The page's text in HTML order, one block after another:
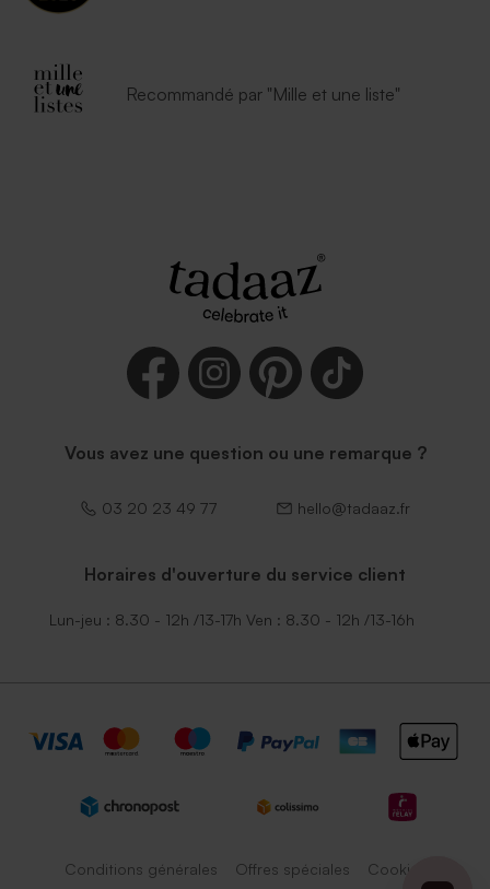
Recommandé par "Mille et une liste"
Vous avez une question ou une remarque ?
03 20 23 49 77 hello@tadaaz.fr
Horaires d'ouverture du service client
Lun-jeu : 8.30 - 12h /13-17h Ven : 8.30 - 12h /13-16h
Conditions générales Offres spéciales Cookies